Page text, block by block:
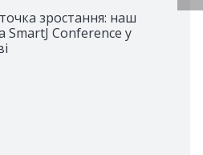
зростання: наш
SmartJ Conference у